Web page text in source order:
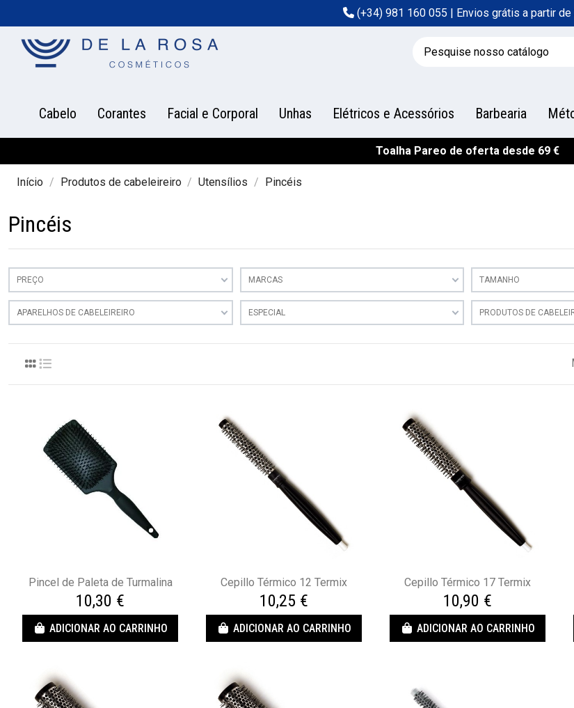
(+34) 981 160 055 | Envios grátis a partir de
Cabelo Corantes Facial e Corporal Unhas Elétricos e Acessórios Barbearia
Toalha Pareo de oferta desde 69 €
Início Produtos de cabeleireiro Utensílios Pincéis
Pincéis
PREÇO MARCAS TAMANHO
APARELHOS DE CABELEIREIRO ESPECIAL PRODUTOS DE
Pincel de Paleta de Turmalina
10,30 €
ADICIONAR AO CARRINHO
Cepillo Térmico 12 Termix
10,25 €
ADICIONAR AO CARRINHO
Cepillo Térmico 17 Termix
10,90 €
ADICIONAR AO CARRINHO